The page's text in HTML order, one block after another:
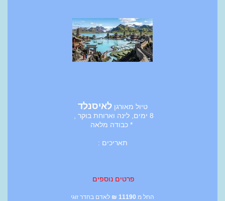
טיול מאורגןלאיסנלד
8 ימים, לינה וארוחת בוקר ,
* כבודה מלאה
תאריכים :
פרטים נוספים
החל מ 11190
₪ לאדם בחדר זוגי